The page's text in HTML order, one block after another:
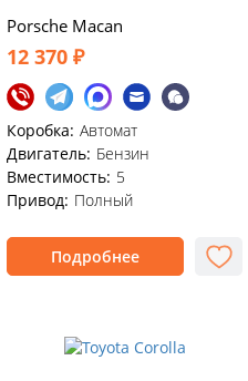
Porsche Macan
12 370 ₽
Коробка: Автомат
Двигатель: Бензин
Вместимость: 5
Привод: Полный
Подробнее